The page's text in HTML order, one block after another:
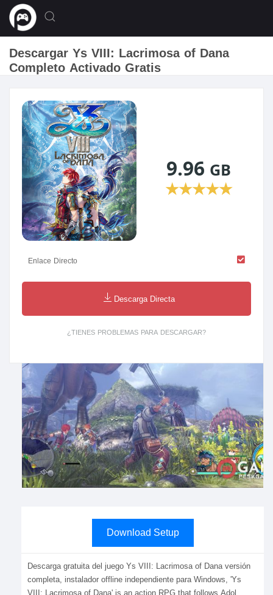
Descargar Ys VIII: Lacrimosa of Dana
Completo Activado Gratis
Download Setup
Descarga gratuita del juego Ys VIII: Lacrimosa of Dana versión
completa, instalador offline independiente para Windows, 'Ys
9.96 GB
★★★★★
Enlace Directo
Descarga Directa
¿TIENES PROBLEMAS PARA DESCARGAR?